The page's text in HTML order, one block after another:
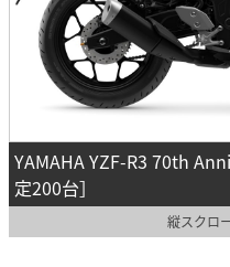
YAMAHA YZF-R3 70th
定200台］
縦スクロ